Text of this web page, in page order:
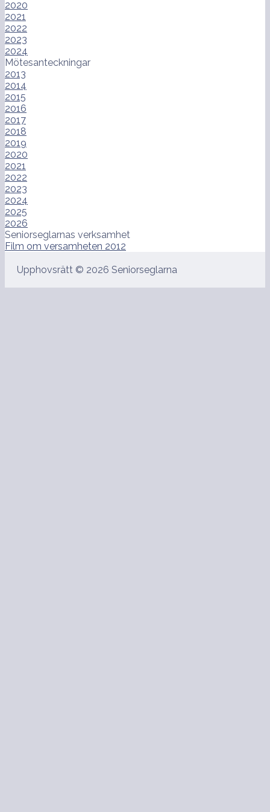
2020
2021
2022
2023
2024
Mötesanteckningar
2013
2014
2015
2016
2017
2018
2019
2020
2021
2022
2023
2024
2025
2026
Seniorseglarnas verksamhet
Film om versamheten 2012
Upphovsrätt © 2026 Seniorseglarna